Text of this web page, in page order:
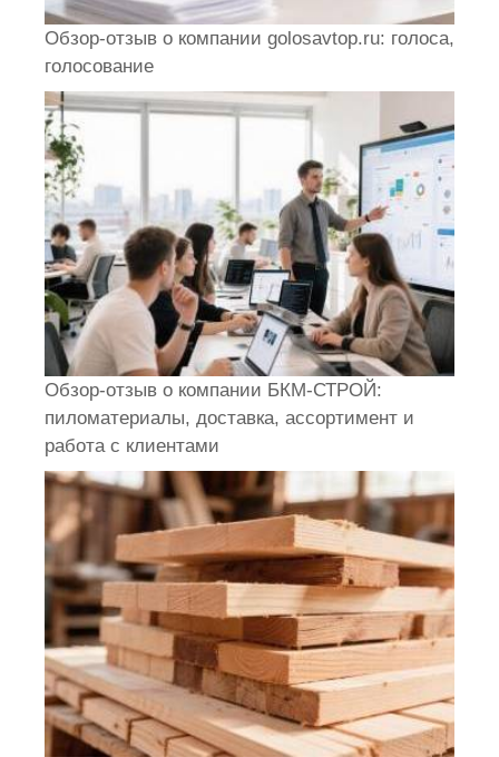
Обзор-отзыв о компании golosavtop.ru: голоса,
голосование
Обзор-отзыв о компании БКМ-СТРОЙ:
пиломатериалы, доставка, ассортимент и
работа с клиентами